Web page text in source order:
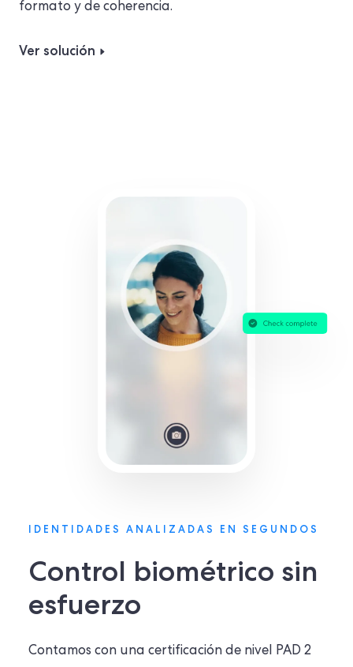
formato y de coherencia.
Ver solución
IDENTIDADES ANALIZADAS EN SEGUNDOS
Control biométrico sin
esfuerzo
Contamos con una certificación de nivel PAD 2